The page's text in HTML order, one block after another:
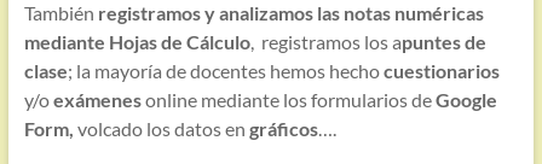
También registramos y analizamos las notas numéricas
mediante Hojas de Cálculo, registramos los apuntes de
clase; la mayoría de docentes hemos hechocuestionarios
y/oexámenesonline mediante los formularios deGoogle
Form, volcado los datos en gráficos….